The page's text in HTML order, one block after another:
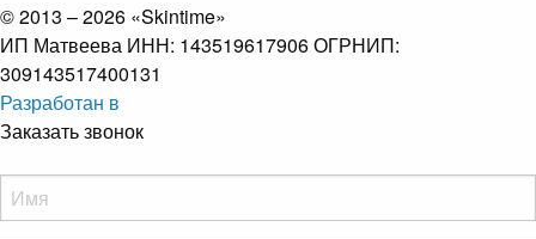
© 2013 – 2026 «Skintime»
ИП Матвеева ИНН: 143519617906 ОГРНИП:
309143517400131
Разработан в
Заказать звонок